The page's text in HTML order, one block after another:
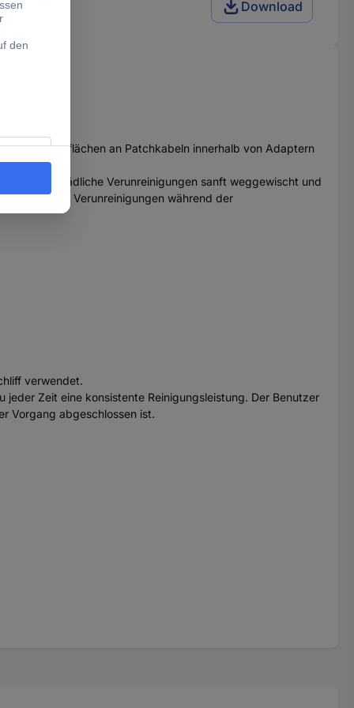
Netzwerk Download
an Patchkabeln innerhalb von Adaptern
schädliche Verunreinigungen sanft weggewischt und
geht, Verunreinigungen während der
verwendet.
Zeit eine konsistente Reinigungsleistung. Der Benutzer
Vorgang abgeschlossen ist.